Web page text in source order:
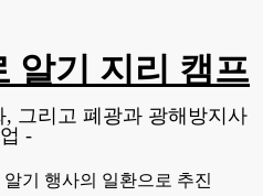
알기 지리 캠프
그리고 폐광과 광해방지사
업 -
기 행사의 일환으로 추진